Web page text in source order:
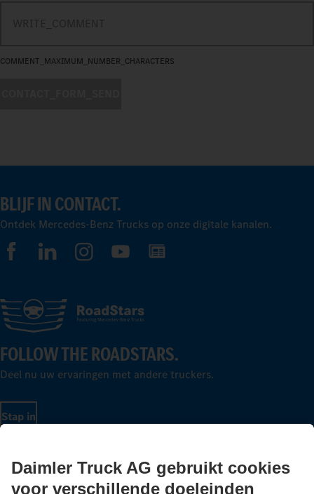
COMMENT_MAXIMUM_NUMBER_CHARACTERS
BLIJF IN CONTACT.
Ontdek Mercedes-Benz Trucks op onze digitale kanalen.
FOLLOW THE ROADSTARS.
Deel nu uw ervaringen met andere truckers.
Stap in
LANGUAGE